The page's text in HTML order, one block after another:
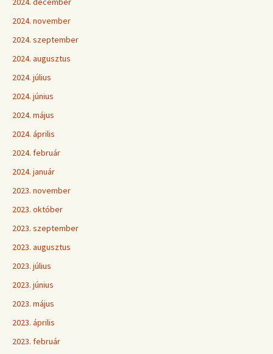
2024. november
2024. szeptember
2024. augusztus
2024. július
2024. június
2024. május
2024. április
2024. február
2024. január
2023. november
2023. október
2023. szeptember
2023. augusztus
2023. július
2023. június
2023. május
2023. április
2023. február